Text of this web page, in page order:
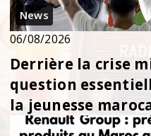
News
06/08/2026
Derrière la crise
question
la jeunesse
d’opport...